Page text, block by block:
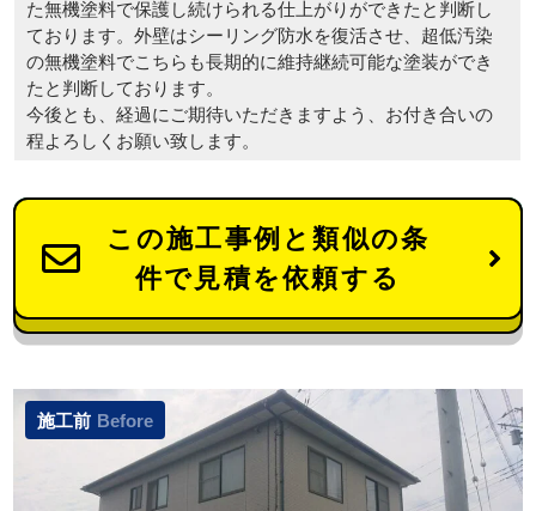
た無機塗料で保護し続けられる仕上がりができたと判断し
ております。外壁はシーリング防水を復活させ、超低汚染
の無機塗料でこちらも長期的に維持継続可能な塗装ができ
たと判断しております。
今後とも、経過にご期待いただきますよう、お付き合いの
程よろしくお願い致します。
この施工事例と類似の条
件で見積を依頼する
施工前 Before